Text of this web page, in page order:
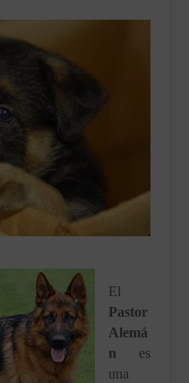
El
Pastor
Alemá
n es
una